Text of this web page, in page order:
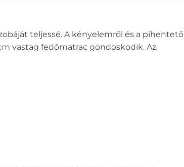
teljessé. A kényelemről és a pihentető
vastag fedőmatrac gondoskodik. Az